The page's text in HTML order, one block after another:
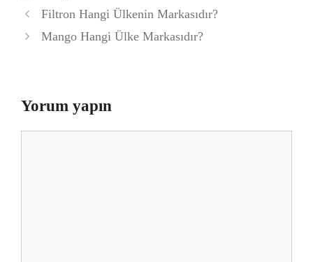
Filtron Hangi Ülkenin Markasıdır?
Mango Hangi Ülke Markasıdır?
Yorum yapın